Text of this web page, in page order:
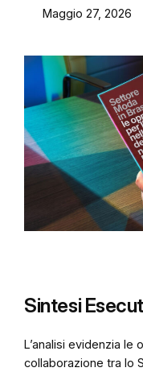
Maggio 27, 2026
Sintesi
L’analisi evidenzia
collaborazione tra lo